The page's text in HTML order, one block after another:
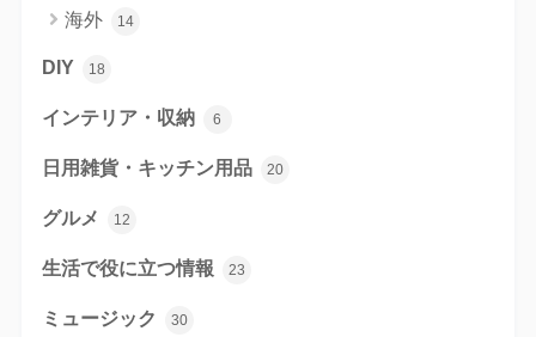
海外 14
DIY 18
インテリア・収納 6
日用雑貨・キッチン用品 20
グルメ 12
生活で役に立つ情報 23
ミュージック 30